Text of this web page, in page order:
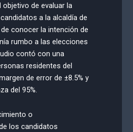
de evaluar la
a la alcaldía de
conocer la intención de
rumbo a las elecciones
contó con una
residentes del
de error de ±8.5% y
del 95%.
o
los candidatos